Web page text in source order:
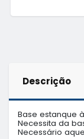
Descrição
Base estanque
Necessita da
Necessário